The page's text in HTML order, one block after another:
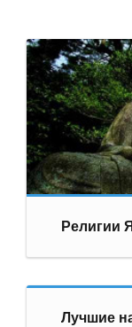
Религии
Лучшие